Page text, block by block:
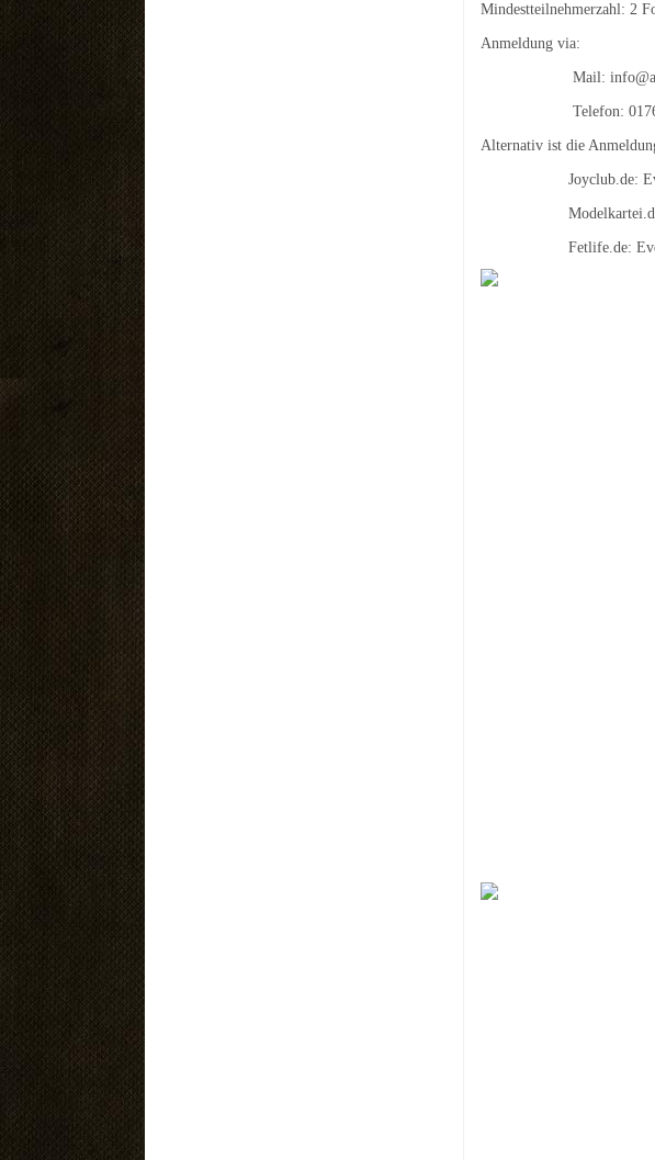
Mindestteilnehmerzahl: 2
Mail:
Alternativ ist die
Joyclub.de:
Fetlife.de: